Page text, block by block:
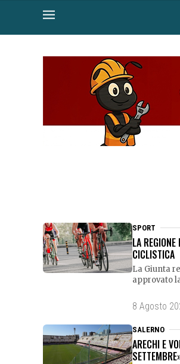
SPORT
LA
CICLISTICA
La Giunta
approvato
8 Agosto
SALERNO
ARECHI E